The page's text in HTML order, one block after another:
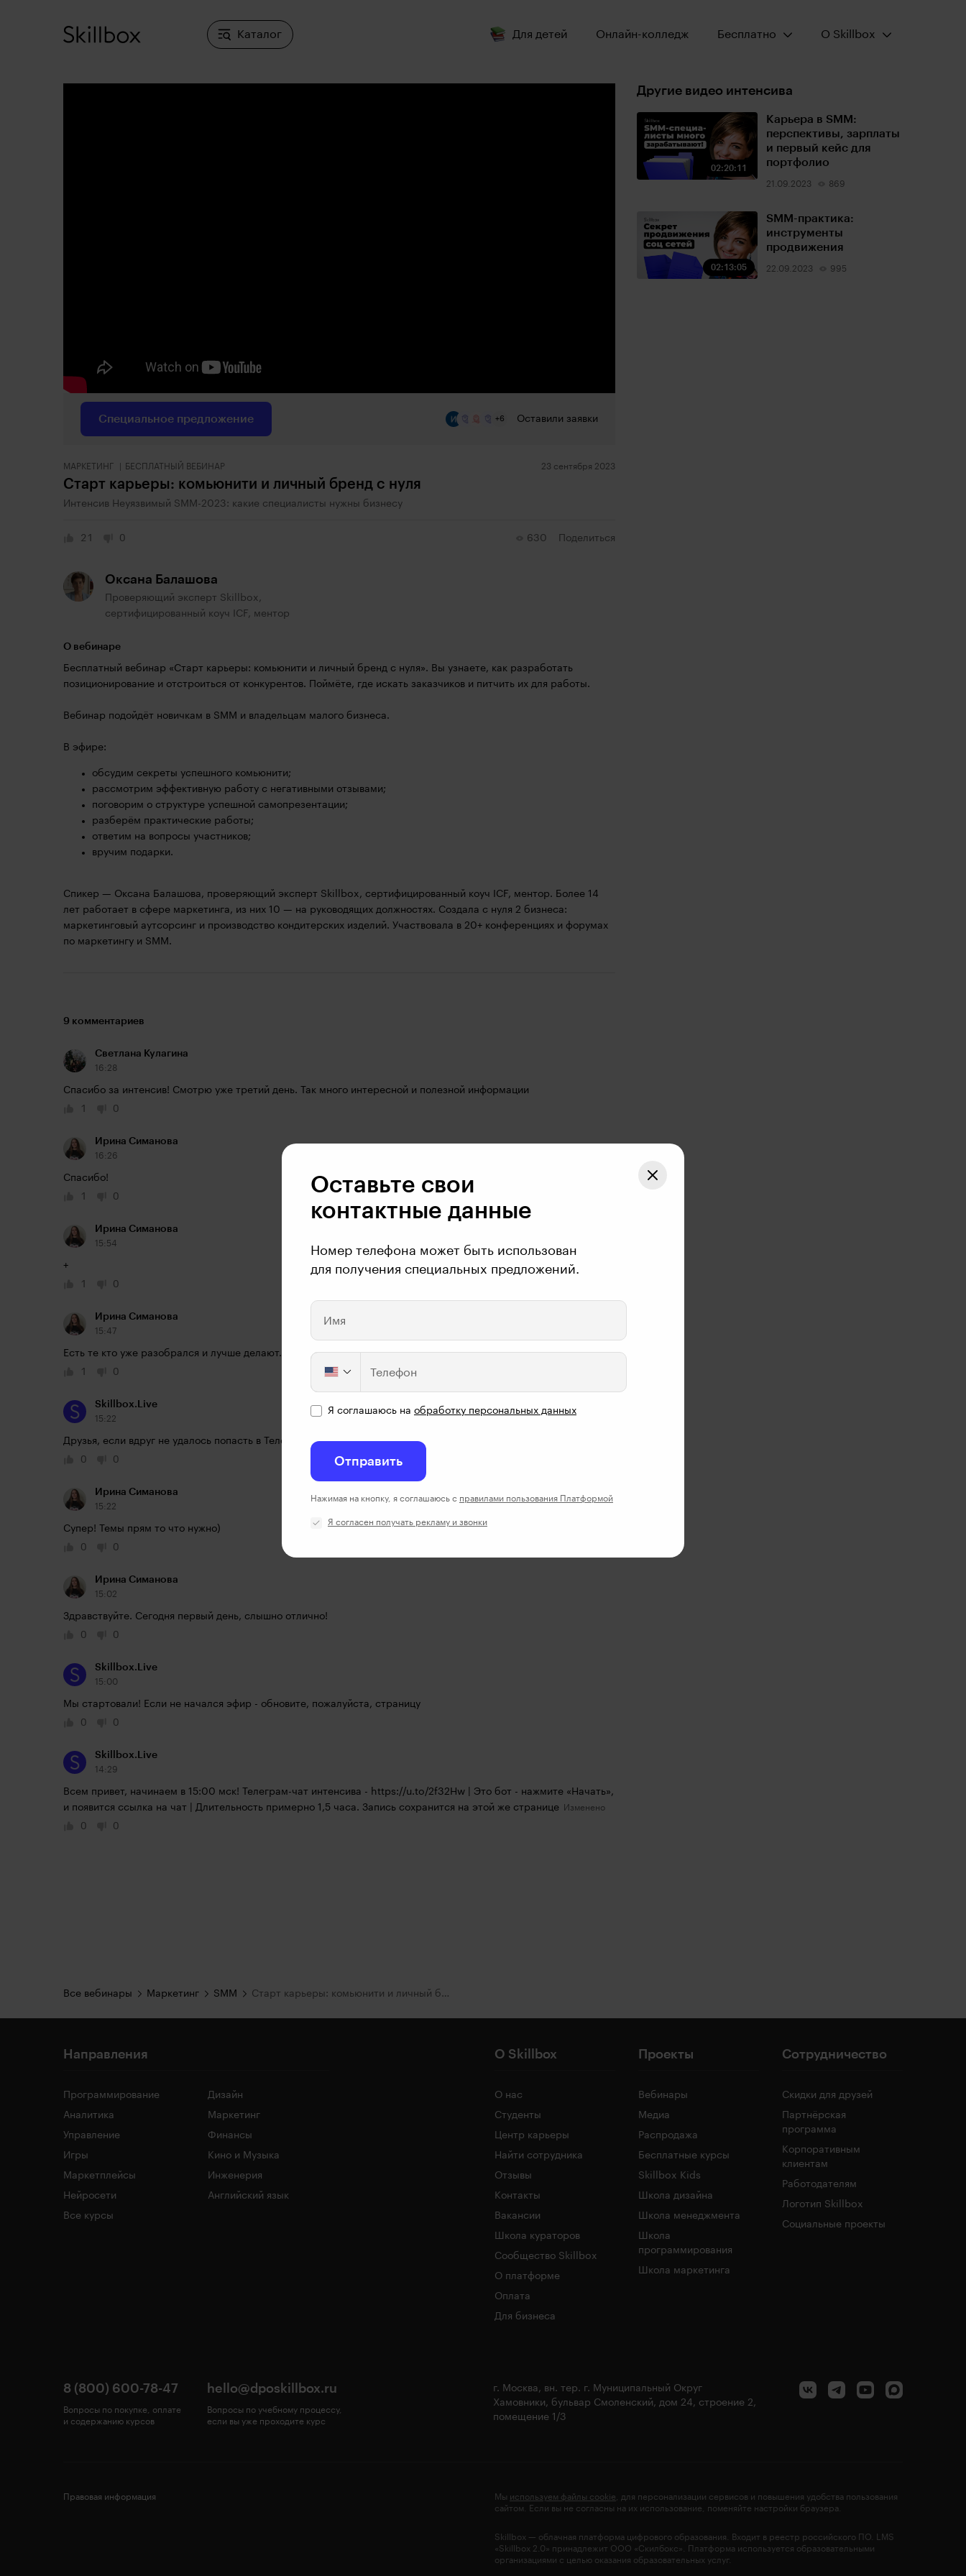
Каталог Для детей Онлайн-колледж Открыть меню:
Бесплатно Открыть меню:
О Skillbox
Специальное предложение +6 Оставили заявки
МАРКЕТИНГ БЕСПЛАТНЫЙ ВЕБИНАР 23 сентября 2023
Старт карьеры: комьюнити и личный бренд с нуля
Интенсив Неуязвимый SMM-2023: какие специалисты нужны бизнесу
21 0 630 Поделиться
Оксана Балашова
Проверяющий эксперт Skillbox,
сертифицированный коуч ICF, ментор
О вебинаре
Бесплатный вебинар «Старт карьеры: комьюнити и личный бренд с нуля». Вы узнаете, как разработать
позиционирование и отстроиться от конкурентов. Поймёте, где искать заказчиков и питчить их для работы.
Вебинар подойдёт новичкам в SMM и владельцам малого бизнеса.
В эфире:
обсудим секреты успешного комьюнити;
рассмотрим эффективную работу с негативными отзывами;
поговорим о структуре успешной самопрезентации;
разберём практические работы;
ответим на вопросы участников;
вручим подарки.
Спикер — Оксана Балашова, проверяющий эксперт Skillbox, сертифицированный коуч ICF, ментор. Более 14
лет работает в сфере маркетинга, из них 10 — на руководящих должностях. Создала с нуля 2 бизнеса:
маркетинговый аутсорсинг и производство кондитерских изделий. Участвовала в 20+ конференциях и форумах
по маркетингу и SMM.
Другие видео интенсива
02:20:11
Карьера в SMM:
перспективы, зарплаты
и первый кейс для
портфолио
21.09.2023 869
02:13:05
SMM-практика:
инструменты
продвижения
22.09.2023 995
9 комментариев
Светлана Кулагина
16:28
Спасибо за интенсив! Смотрю уже третий день. Так много интересной и полезной информации
1
0
Ирина Симанова
16:26
Спасибо!
1
0
Ирина Симанова
15:54
+
1
0
Ирина Симанова
15:47
Есть те кто уже разобрался и лучше делают. Убеждения, может от неуверенности
1
0
Skillbox.Live
15:22
Друзья, если вдруг не удалось попасть в Телеграм-чат - напишите, пожалуйста, модератору
0
0
Ирина Симанова
15:22
Супер! Темы прям то что нужно)
0
0
Ирина Симанова
15:02
Здравствуйте. Сегодня первый день, слышно отлично!
0
0
Skillbox.Live
15:00
Мы стартовали! Если не начался эфир - обновите, пожалуйста, страницу
0
0
Skillbox.Live
14:29
Всем привет, начинаем в 15:00 мск! Телеграм-чат интенсива - https://u.to/2f32Hw | Это бот - нажмите «Начать»,
и появится ссылка на чат | Длительность примерно 1,5 часа. Запись сохранится на этой же странице
0
0
Все вебинары Маркетинг SMM Старт карьеры: комьюнити и личный бренд с нуля
Направления
Программирование
Дизайн
Аналитика
Маркетинг
Управление
Финансы
Игры
Кино и Музыка
Маркетплейсы
Инженерия
Нейросети
Английский язык
Все курсы
О Skillbox
О нас
Студенты
Центр карьеры
Найти сотрудника
Отзывы
Контакты
Вакансии
Школа кураторов
Сообщество Skillbox
О платформе
Оплата
Для бизнеса
Проекты
Вебинары
Медиа
Распродажа
Бесплатные курсы
Skillbox Kids
Школа дизайна
Школа менеджмента
Школа
программирования
Школа маркетинга
Сотрудничество
Скидки для друзей
Партнёрская
программа
Корпоративным
клиентам
Работодателям
Логотип Skillbox
Социальные проекты
8 (800) 600-78-47
Вопросы по покупке, оплате
и содержанию курсов
hello@dposkillbox.ru
Вопросы по учебному процессу,
если вы уже проходите курс
г. Москва, вн. тер. г. Муниципальный Округ
Хамовники, бульвар Смоленский, дом 24, строение 2,
помещение 1/3
Правовая информация Мы используем файлы cookie , для персонализации сервисов и повышения удобства пользования
сайтом. Если вы не согласны на их использование, поменяйте настройки браузера.
Skillbox — облачная платформа цифрового образования. Входит в реестр российского ПО. LMS
«Skillbox 2.0» принадлежит ООО «Скилбокс». Платформа используется образовательными
организациями с целью оказания образовательных услуг.
Оставьте свои
контактные данные
Номер телефона может быть использован
для получения специальных предложений.
Имя
Телефон
Я соглашаюсь на обработку персональных данных
Отправить
Нажимая на кнопку, я соглашаюсь с правилами пользования Платформой
Я согласен получать рекламу и звонки